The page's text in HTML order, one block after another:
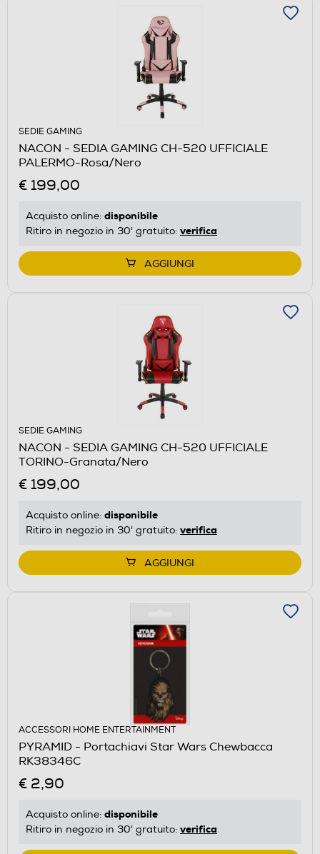
SEDIE GAMING
NACON - SEDIA GAMING CH-520 UFFICIALE
PALERMO-Rosa/Nero
€ 199,00
Acquisto online: disponibile
Ritiro in negozio in 30' gratuito: verifica
AGGIUNGI
SEDIE GAMING
NACON - SEDIA GAMING CH-520 UFFICIALE
TORINO-Granata/Nero
€ 199,00
Acquisto online: disponibile
Ritiro in negozio in 30' gratuito: verifica
AGGIUNGI
ACCESSORI HOME ENTERTAINMENT
PYRAMID - Portachiavi Star Wars Chewbacca
RK38346C
€ 2,90
Acquisto online: disponibile
Ritiro in negozio in 30' gratuito: verifica